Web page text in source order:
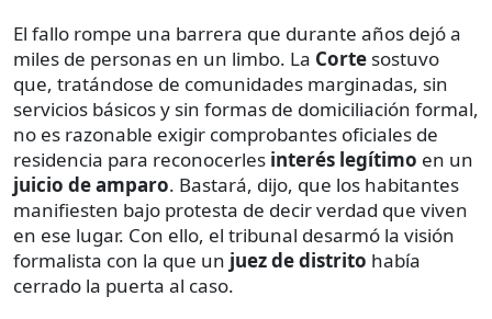
El fallo rompe una barrera que durante años dejó a
miles de personas en un limbo. La Corte sostuvo
que, tratándose de comunidades marginadas, sin
servicios básicos y sin formas de domiciliación formal,
no es razonable exigir comprobantes oficiales de
residencia para reconocerles interés legítimo en un
juicio de amparo. Bastará, dijo, que los habitantes
manifiesten bajo protesta de decir verdad que viven
en ese lugar. Con ello, el tribunal desarmó la visión
formalista con la que un juez de distrito había
cerrado la puerta al caso.